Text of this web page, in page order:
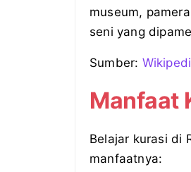
museum,
seni yang
Sumber:
Manfaat
Belajar kurasi di
manfaatnya: